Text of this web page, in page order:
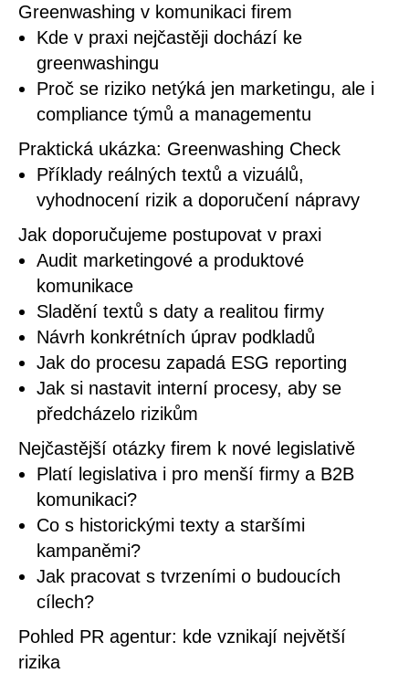
Greenwashing v komunikaci firem
Kde v praxi nejčastěji dochází ke
greenwashingu
Proč se riziko netýká jen marketingu, ale i
compliance týmů a managementu
Praktická ukázka: Greenwashing Check
Příklady reálných textů a vizuálů,
vyhodnocení rizik a doporučení nápravy
Jak doporučujeme postupovat v praxi
Audit marketingové a produktové
komunikace
Sladění textů s daty a realitou firmy
Návrh konkrétních úprav podkladů
Jak do procesu zapadá ESG reporting
Jak si nastavit interní procesy, aby se
předcházelo rizikům
Nejčastější otázky firem k nové legislativě
Platí legislativa i pro menší firmy a B2B
komunikaci?
Co s historickými texty a staršími
kampaněmi?
Jak pracovat s tvrzeními o budoucích
cílech?
Pohled PR agentur: kde vznikají největší
rizika